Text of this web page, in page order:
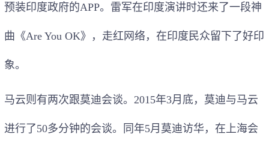
预装印度政府的APP。雷军在印度演讲时还来了一段神
曲《Are You OK》，走红网络，在印度民众留下了好印
象。
马云则有两次跟莫迪会谈。2015年3月底，莫迪与马云
进行了50多分钟的会谈。同年5月莫迪访华，在上海会